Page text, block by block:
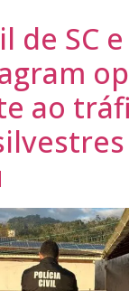
de SC
ao